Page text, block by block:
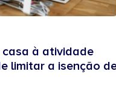
à atividade
limitar a isenção